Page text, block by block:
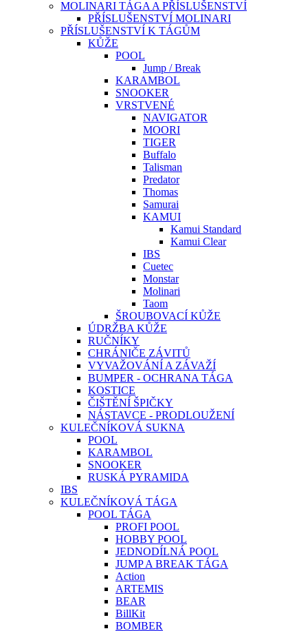
MOLINARI TÁGA A PŘÍSLUŠENSTVÍ
PŘÍSLUŠENSTVÍ MOLINARI
PŘÍSLUŠENSTVÍ K TÁGŮM
KŮŽE
POOL
Jump / Break
KARAMBOL
SNOOKER
VRSTVENÉ
NAVIGATOR
MOORI
TIGER
Buffalo
Talisman
Predator
Thomas
Samurai
KAMUI
Kamui Standard
Kamui Clear
IBS
Cuetec
Monstar
Molinari
Taom
ŠROUBOVACÍ KŮŽE
ÚDRŽBA KŮŽE
RUČNÍKY
CHRÁNIČE ZÁVITŮ
VYVAŽOVÁNÍ A ZÁVAŽÍ
BUMPER - OCHRANA TÁGA
KOSTICE
ČIŠTĚNÍ ŠPIČKY
NÁSTAVCE - PRODLOUŽENÍ
KULEČNÍKOVÁ SUKNA
POOL
KARAMBOL
SNOOKER
RUSKÁ PYRAMIDA
IBS
KULEČNÍKOVÁ TÁGA
POOL TÁGA
PROFI POOL
HOBBY POOL
JEDNODÍLNÁ POOL
JUMP A BREAK TÁGA
Action
ARTEMIS
BEAR
BillKit
BOMBER